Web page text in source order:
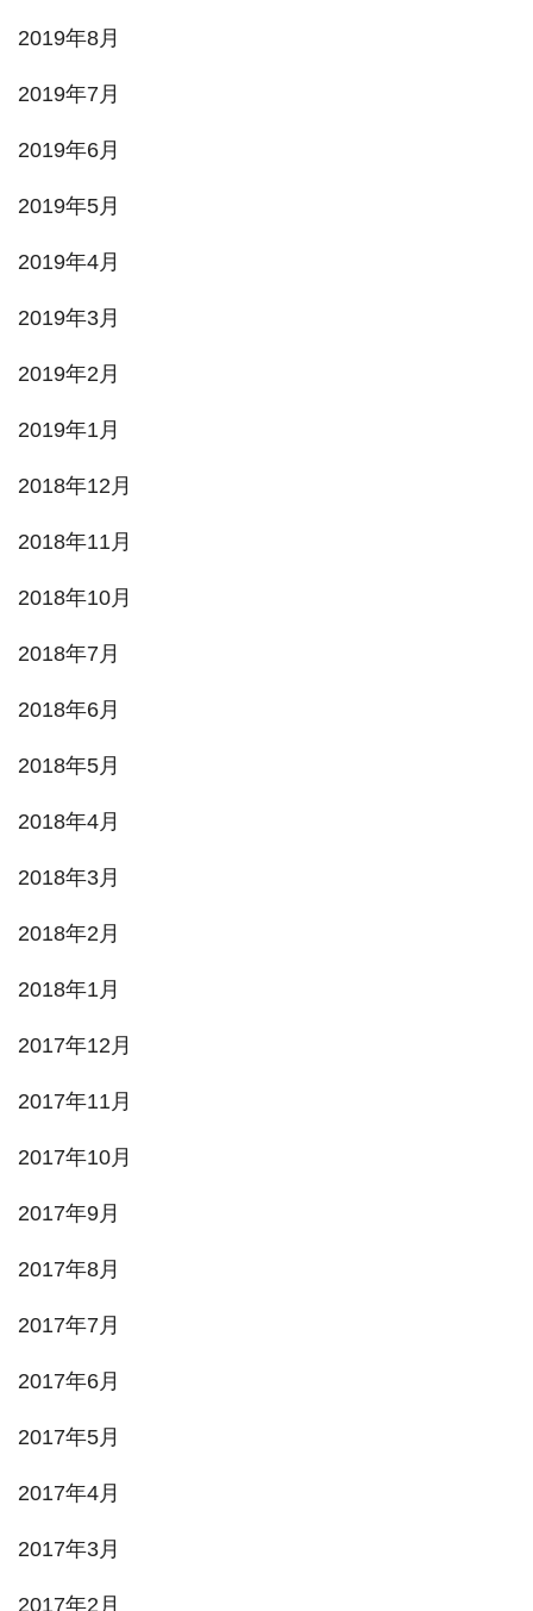
2019年8月
2019年7月
2019年6月
2019年5月
2019年4月
2019年3月
2019年2月
2019年1月
2018年12月
2018年11月
2018年10月
2018年7月
2018年6月
2018年5月
2018年4月
2018年3月
2018年2月
2018年1月
2017年12月
2017年11月
2017年10月
2017年9月
2017年8月
2017年7月
2017年6月
2017年5月
2017年4月
2017年3月
2017年2月